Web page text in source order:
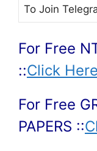
To Join
For Free
::Click Here
For Free
PAPERS ::